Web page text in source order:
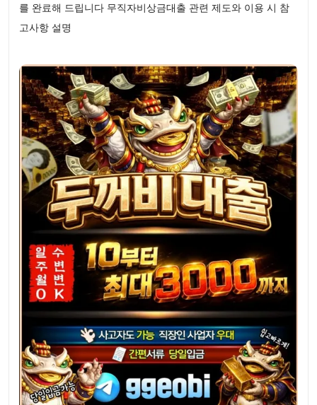
를 완료해 드립니다 무직자비상금대출 관련 제도와 이용 시 참
고사항 설명